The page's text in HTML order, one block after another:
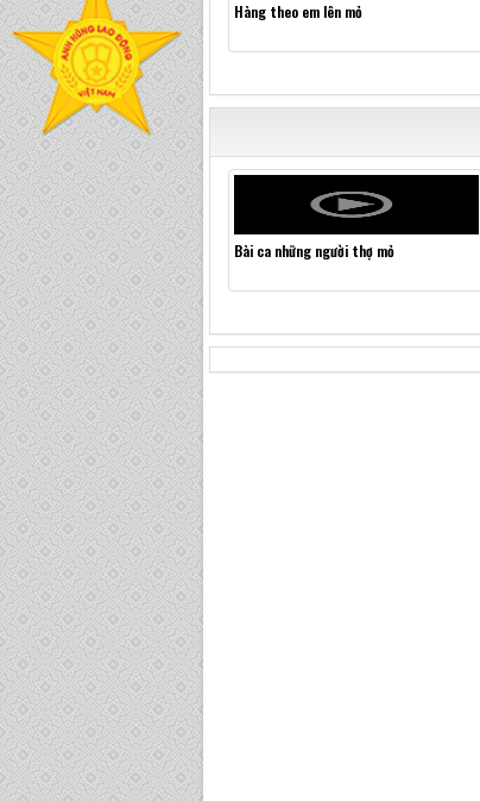
Hàng theo em lên mỏ
Bài ca những người thợ mỏ